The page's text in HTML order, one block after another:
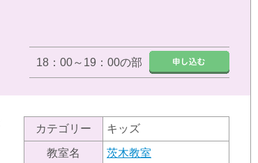
18：00～19：00の部
カテゴリー キッズ
教室名 茨木教室